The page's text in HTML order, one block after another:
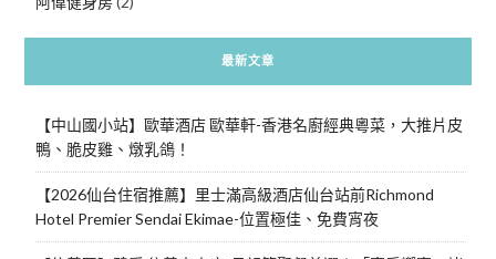
最新文章
【中山國小站】歐華酒店 歐華軒-香港名廚經典粵菜，大推片皮
鴨、脆皮雞、燉乳鴿！
【2026仙台住宿推薦】里士滿高級酒店仙台站前Richmond
Hotel Premier Sendai Ekimae-位置極佳、免費宵夜